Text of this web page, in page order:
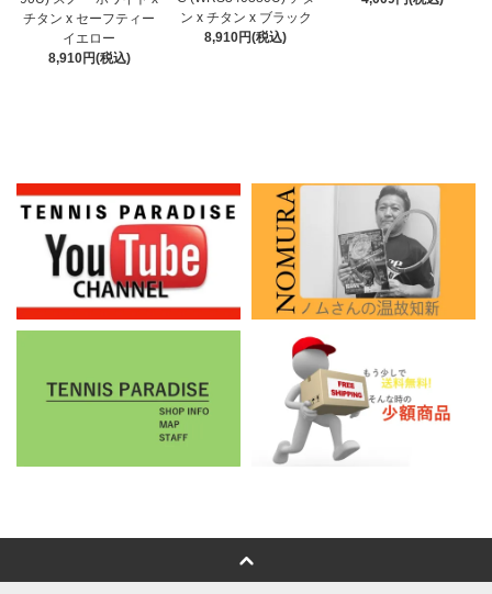
チタン x セーフティー
イエロー
8,910円(税込)
ン x チタン x ブラック
8,910円(税込)